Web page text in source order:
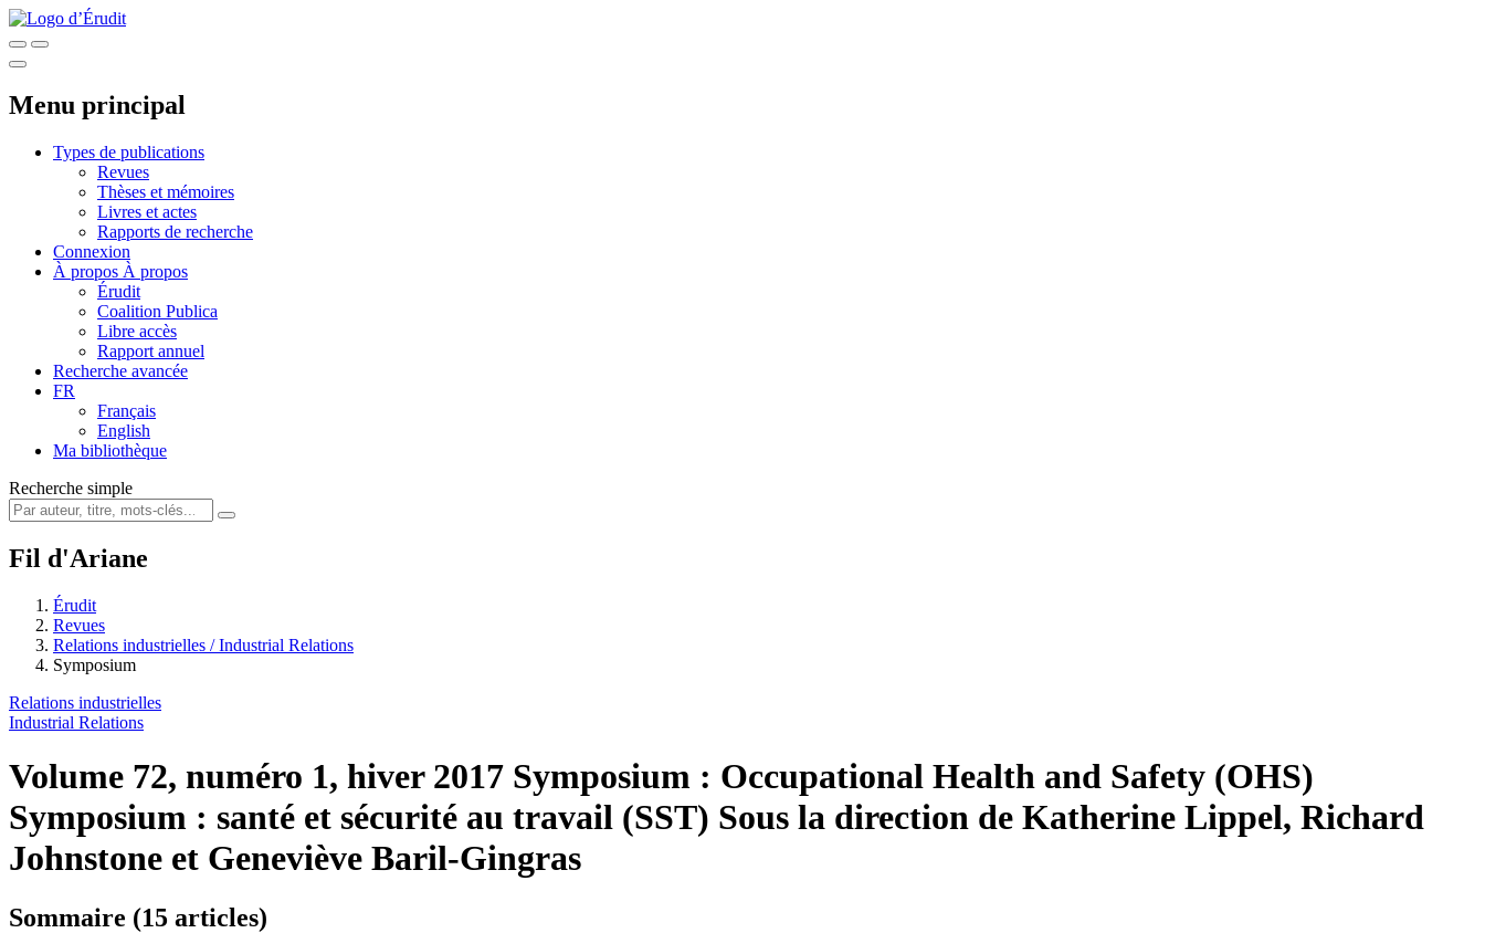
Menu principal
Types de publications
Revues
Thèses et mémoires
Livres et actes
Rapports de recherche
Connexion
À propos À propos
Érudit
Coalition Publica
Libre accès
Rapport annuel
Recherche avancée
FR
Français
English
Ma bibliothèque
Recherche simple
Fil d'Ariane
Érudit
Revues
Relations industrielles / Industrial Relations
Symposium
Relations industrielles
Industrial Relations
Volume 72, numéro 1, hiver 2017 Symposium : Occupational Health and Safety (OHS)
Symposium : santé et sécurité au travail (SST) Sous la direction de Katherine Lippel, Richard
Johnstone et Geneviève Baril-Gingras
Sommaire (15 articles)